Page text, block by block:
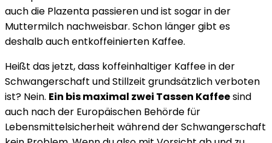
auch die Plazenta passieren und ist sogar in der
Muttermilch nachweisbar. Schon länger gibt es
deshalb auch entkoffeinierten Kaffee.
Heißt das jetzt, dass koffeinhaltiger Kaffee in der
Schwangerschaft und Stillzeit grundsätzlich verboten
ist? Nein. Ein bis maximal zwei Tassen Kaffeesind
auch nach der Europäischen Behörde für
Lebensmittelsicherheit während der Schwangerschaft